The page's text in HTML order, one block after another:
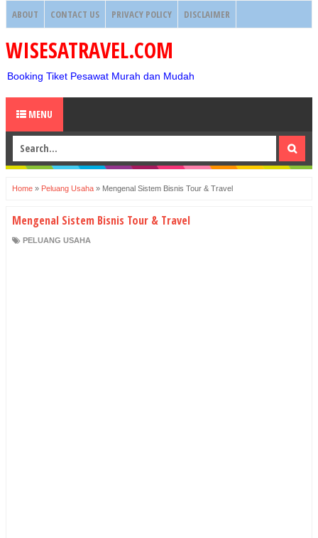
ABOUT CONTACT US PRIVACY POLICY DISCLAIMER
WISESATRAVEL.COM
Booking Tiket Pesawat Murah dan Mudah
MENU
Home » Peluang Usaha » Mengenal Sistem Bisnis Tour & Travel
Mengenal Sistem Bisnis Tour & Travel
PELUANG USAHA